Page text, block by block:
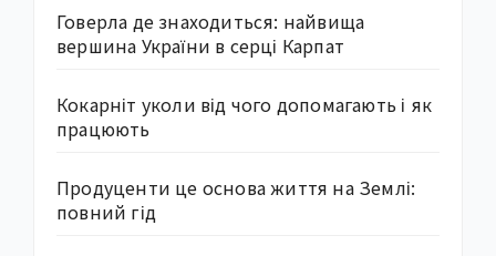
Говерла де знаходиться: найвища
вершина України в серці Карпат
Кокарніт уколи від чого допомагають і як
працюють
Продуценти це основа життя на Землі:
повний гід